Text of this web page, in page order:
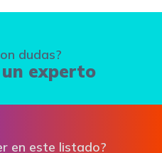
dudas?
experto
en este listado?